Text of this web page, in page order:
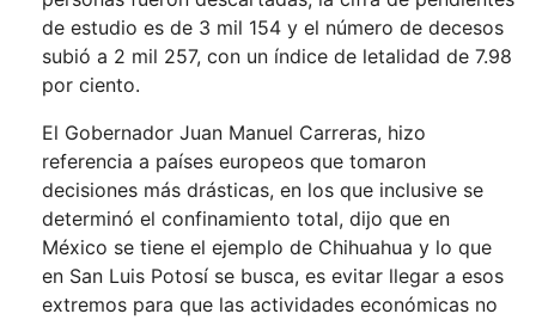
de estudio es de 3 mil 154 y el número de decesos
subió a 2 mil 257, con un índice de letalidad de 7.98
por ciento.
El Gobernador Juan Manuel Carreras, hizo
referencia a países europeos que tomaron
decisiones más drásticas, en los que inclusive se
determinó el confinamiento total, dijo que en
México se tiene el ejemplo de Chihuahua y lo que
en San Luis Potosí se busca, es evitar llegar a esos
extremos para que las actividades económicas no